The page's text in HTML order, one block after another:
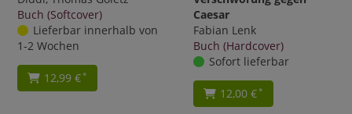
Buch (Softcover)
Lieferbar innerhalb von
1-2 Wochen
12,99 €*
Caesar
Fabian Lenk
Buch (Hardcover)
Sofort lieferbar
12,00 €*